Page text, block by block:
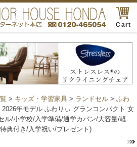
Cart
> キッズ・学習家具 > ランドセル > ふわ
年モデル ふわりぃ グランコンパクト 女
ル/小学校/入学準備/通学カバン/大容量/軽
典付き/入学祝い/プレゼント)